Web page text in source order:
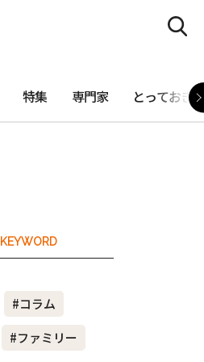
特集 専門家 とっておき
KEYWORD
#コラム
#ファミリー